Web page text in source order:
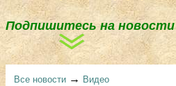
Подпишитесь на новости
Все новости → Видео